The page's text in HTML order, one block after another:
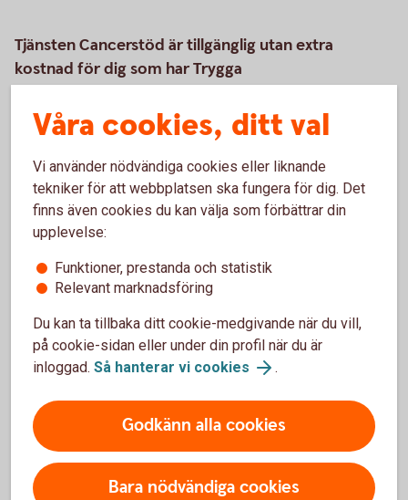
Tjänsten Cancerstöd är tillgänglig utan extra
kostnad för dig som har Trygga
Samarbete med Alivia Care
Vi samarbetar med Alivia Care AB i cancerstödet. Om du har
tar du kontakt med Alivia.
för Vård och Omsorg (IVO) med spetskompetens inom
cancer.
Våra cookies, ditt val
Vi använder nödvändiga cookies eller liknande
tekniker för att webbplatsen ska fungera för dig. Det
finns även cookies du kan välja som förbättrar din
upplevelse:
Funktioner, prestanda och statistik
Relevant marknadsföring
Du kan ta tillbaka ditt cookie-medgivande när du vill,
på cookie-sidan eller under din profil när du är
inloggad. Så hanterar vi cookies .
Godkänn alla cookies
Bara nödvändiga cookies